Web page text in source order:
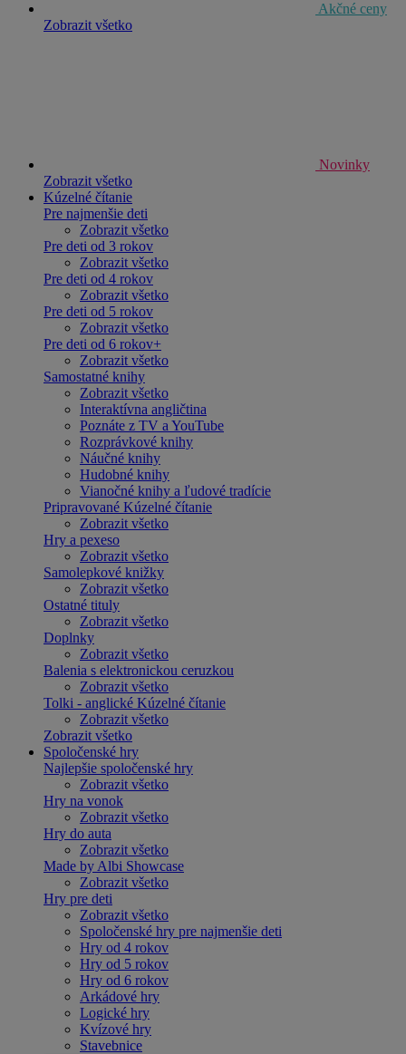
Akčné ceny
Zobrazit všetko
Novinky
Zobrazit všetko
Kúzelné čítanie
Pre najmenšie deti
Zobrazit všetko
Pre deti od 3 rokov
Zobrazit všetko
Pre deti od 4 rokov
Zobrazit všetko
Pre deti od 5 rokov
Zobrazit všetko
Pre deti od 6 rokov+
Zobrazit všetko
Samostatné knihy
Zobrazit všetko
Interaktívna angličtina
Poznáte z TV a YouTube
Rozprávkové knihy
Náučné knihy
Hudobné knihy
Vianočné knihy a ľudové tradície
Pripravované Kúzelné čítanie
Zobrazit všetko
Hry a pexeso
Zobrazit všetko
Samolepkové knižky
Zobrazit všetko
Ostatné tituly
Zobrazit všetko
Doplnky
Zobrazit všetko
Balenia s elektronickou ceruzkou
Zobrazit všetko
Tolki - anglické Kúzelné čítanie
Zobrazit všetko
Zobrazit všetko
Spoločenské hry
Najlepšie spoločenské hry
Zobrazit všetko
Hry na vonok
Zobrazit všetko
Hry do auta
Zobrazit všetko
Made by Albi Showcase
Zobrazit všetko
Hry pre deti
Zobrazit všetko
Spoločenské hry pre najmenšie deti
Hry od 4 rokov
Hry od 5 rokov
Hry od 6 rokov
Arkádové hry
Logické hry
Kvízové hry
Stavebnice